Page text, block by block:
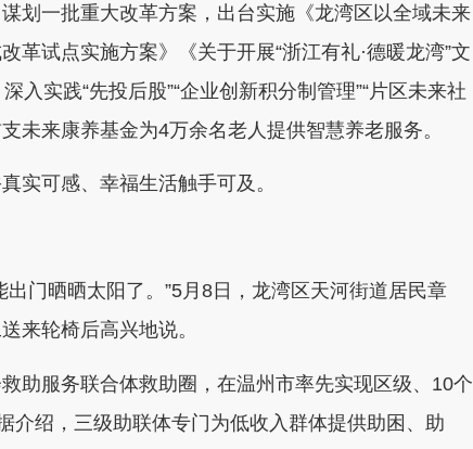
一批重大改革方案，出台实施《龙湾区以全域未来
革试点实施方案》《关于开展“浙江有礼·德暖龙湾”文
入实践“先投后股”“企业创新积分制管理”“片区未来社
未来康养基金为4万余名老人提供智慧养老服务。
可感、幸福生活触手可及。
门晒晒太阳了。”5月8日，龙湾区天河街道居民章
来轮椅后高兴地说。
服务联合体救助圈，在温州市率先实现区级、10个
介绍，三级助联体专门为低收入群体提供助困、助